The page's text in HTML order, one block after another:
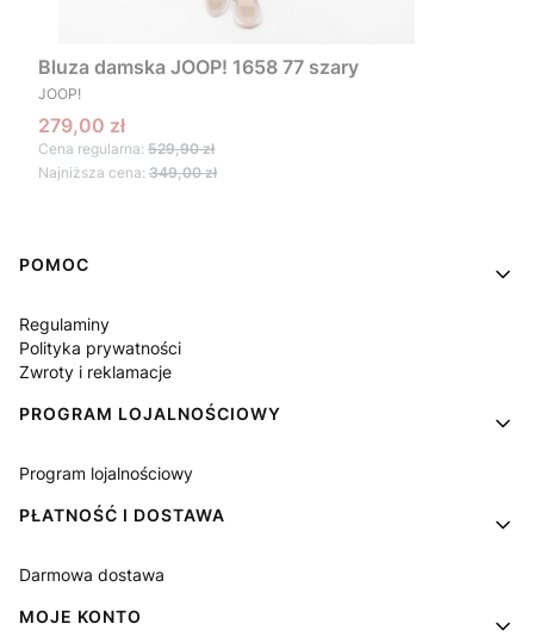
Bluza damska JOOP! 1658 77 szary
PRODUCENT
JOOP!
Cena promocyjna
279,00 zł
Cena regularna: 529,90 zł
Najniższa cena: 349,00 zł
Linki w stopce
POMOC
Regulaminy
Polityka prywatności
Zwroty i reklamacje
PROGRAM LOJALNOŚCIOWY
Program lojalnościowy
PŁATNOŚĆ I DOSTAWA
Darmowa dostawa
MOJE KONTO